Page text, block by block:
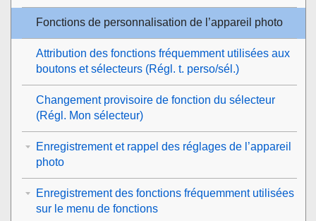
Fonctions de personnalisation de l’appareil photo
Attribution des fonctions fréquemment utilisées aux
boutons et sélecteurs (Régl. t. perso/sél.)
Changement provisoire de fonction du sélecteur
(Régl. Mon sélecteur)
Enregistrement et rappel des réglages de l’appareil
photo
Enregistrement des fonctions fréquemment utilisées
sur le menu de fonctions